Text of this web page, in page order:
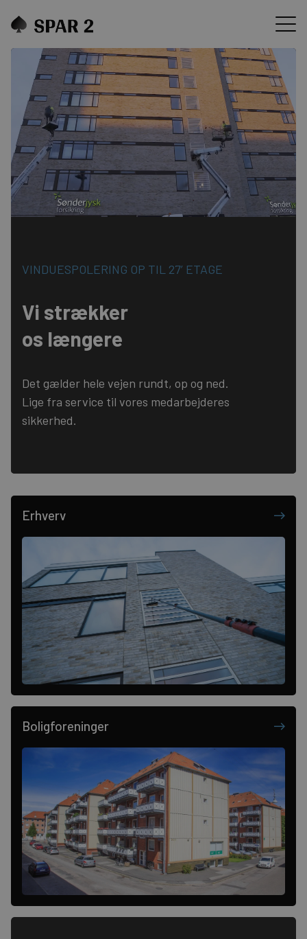
VINDUESPOLERING OP TIL 27’ ETAGE
Vi strækker
os længere
Det gælder hele vejen rundt, op og ned.
Lige fra service til vores medarbejderes
sikkerhed.
Erhverv
Boligforeninger